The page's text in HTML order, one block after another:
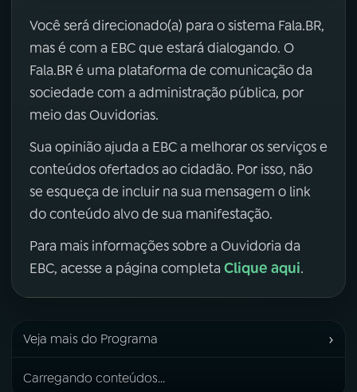
Você será direcionado(a) para o sistema Fala.BR,
mas é com a EBC que estará dialogando. O
Fala.BR é uma plataforma de comunicação da
sociedade com a administração pública, por
meio das Ouvidorias.
Sua opinião ajuda a EBC a melhorar os serviços e
conteúdos ofertados ao cidadão. Por isso, não
se esqueça de incluir na sua mensagem o link
do conteúdo alvo de sua manifestação.
Para mais informações sobre a Ouvidoria da
EBC, acesse a página completa Clique aqui.
Veja mais do Programa ›
Carregando conteúdos...